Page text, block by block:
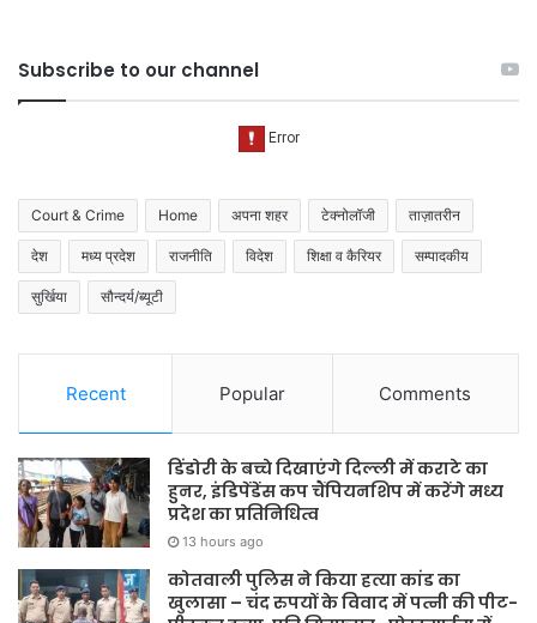
Subscribe to our channel
Court & Crime Home अपना शहर टेक्नोलॉजी ताज़ातरीन
देश मध्य प्रदेश राजनीति विदेश शिक्षा व कैरियर सम्पादकीय
सुर्खिया सौन्दर्य/ब्यूटी
Recent Popular Comments
डिंडोरी के बच्चे दिखाएंगे दिल्ली में कराटे का
हुनर, इंडिपेंडेंस कप चैंपियनशिप में करेंगे मध्य
प्रदेश का प्रतिनिधित्व
13 hours ago
कोतवाली पुलिस ने किया हत्या कांड का
खुलासा – चंद रुपयों के विवाद में पत्नी की पीट-